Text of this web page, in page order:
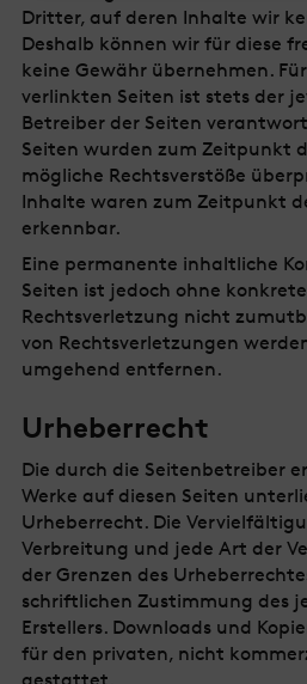
Dritter, auf deren Inhalte wir
Deshalb können wir für diese
keine Gewähr übernehmen.
verlinkten Seiten ist stets der
Betreiber der Seiten
Seiten wurden zum Zeitpunkt
mögliche Rechtsverstöße
Inhalte waren zum Zeitpunkt
erkennbar.
Eine permanente inhaltliche
Seiten ist jedoch ohne
Rechtsverletzung nicht
von Rechtsverletzungen
umgehend entfernen.
Urheberrecht
Die durch die Seitenbetreiber
Werke auf diesen Seiten
Urheberrecht. Die
Verbreitung und jede Art der
der Grenzen des
schriftlichen Zustimmung des
Erstellers. Downloads und
für den privaten, nicht